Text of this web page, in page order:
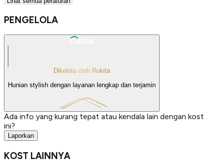
PENGELOLA
Dikelola oleh Rukita
Hunian stylish dengan layanan lengkap dan terjamin
Ada info yang kurang tepat atau kendala lain dengan kost
ini?
Laporkan
KOST LAINNYA